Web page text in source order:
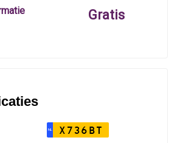
op 40 punten
en krijgt deze indienGratis
NL X736BT